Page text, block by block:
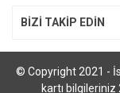
BİZİ TAKİP EDİN
© Copyright 2021 -
kartı